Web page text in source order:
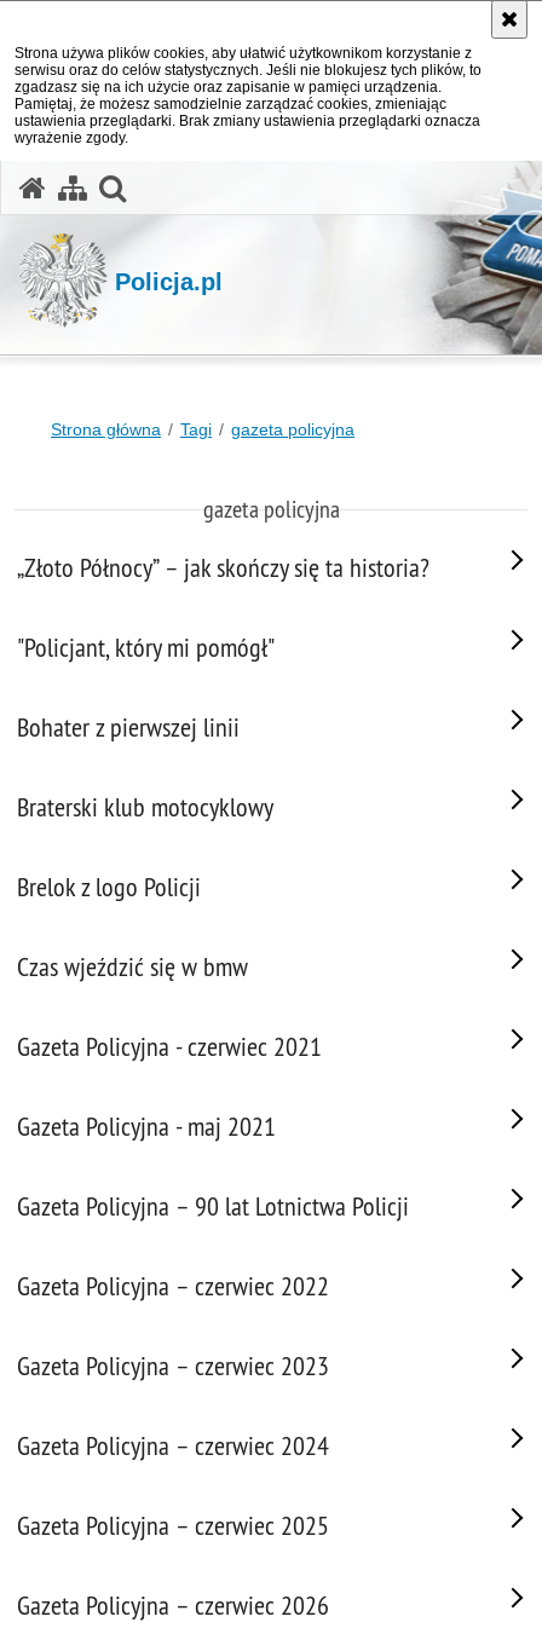
Strona używa plików cookies, aby ułatwić użytkownikom korzystanie z
serwisu oraz do celów statystycznych. Jeśli nie blokujesz tych plików, to
zgadzasz się na ich użycie oraz zapisanie w pamięci urządzenia.
Pamiętaj, że możesz samodzielnie zarządzać cookies, zmieniając
ustawienia przeglądarki. Brak zmiany ustawienia przeglądarki oznacza
wyrażenie zgody.
Policja.pl
Strona główna Tagi gazeta policyjna
gazeta policyjna
„Złoto Północy” – jak skończy się ta historia?
"Policjant, który mi pomógł"
Bohater z pierwszej linii
Braterski klub motocyklowy
Brelok z logo Policji
Czas wjeździć się w bmw
Gazeta Policyjna - czerwiec 2021
Gazeta Policyjna - maj 2021
Gazeta Policyjna – 90 lat Lotnictwa Policji
Gazeta Policyjna – czerwiec 2022
Gazeta Policyjna – czerwiec 2023
Gazeta Policyjna – czerwiec 2024
Gazeta Policyjna – czerwiec 2025
Gazeta Policyjna – czerwiec 2026